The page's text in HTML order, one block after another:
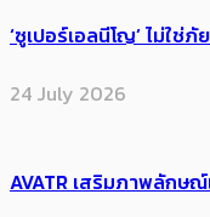
‘ซูเปอร์เอลนีโญ’ ไม่ใ
24 July 2026
AVATR เสริมภาพลักษ